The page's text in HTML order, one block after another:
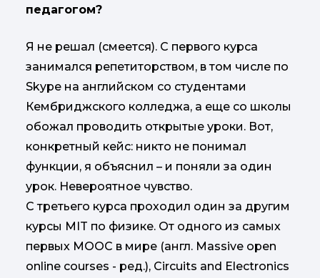
педагогом?
Я не решал (смеется). С первого курса
занимался репетиторством, в том числе по
Skype на английском cо студентами
Кембриджского колледжа, а еще со школы
обожал проводить открытые уроки. Вот,
конкретный кейс: никто не понимал
функции, я объяснил – и поняли за один
урок. Невероятное чувство.
С третьего курса проходил один за другим
курсы MIT по физике. От одного из самых
первых MOOC в мире (англ. Massive open
online courses - ред.), Circuits and Electronics